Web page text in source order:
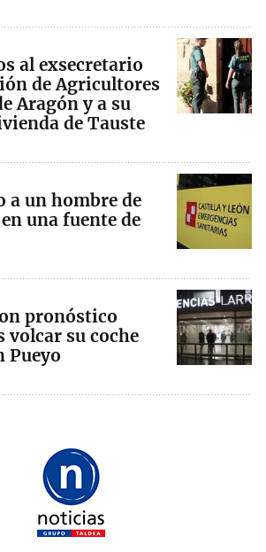
al exsecretario
de Agricultores
Aragón y a su
de Tauste
a un hombre de
una fuente de
pronóstico
volcar su coche
Pueyo